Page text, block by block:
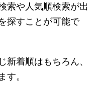
索や人気順検索が出
探すことが可能で
新着順はもちろん、
す。